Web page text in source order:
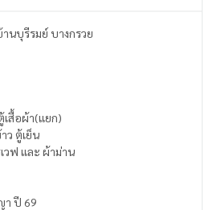
ขาย บ้านเดี่ยว 37 ตร.ว. บ้านบุรีรมย์ บางกรวย
เสื้อผ้า(แยก)
ว ตู้เย็น
วฟ และ ผ้าม่าน
า ปี 69